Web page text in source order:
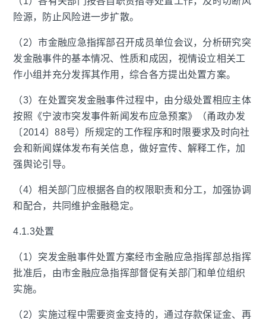
险源，防止风险进一步扩散。
（2）市金融应急指挥部召开成员单位会议，分析研究突
发金融事件的基本情况、性质和成因，视情设立相关工
作小组并充分发挥其作用，综合各方提出处置方案。
（3）在处置突发金融事件过程中，由分级处置相应主体
按照《宁波市突发事件新闻发布应急预案》（甬政办发
〔2014〕88号）所规定的工作程序和时限要求及时向社
会和新闻媒体发布有关信息，做好宣传、解释工作，加
强舆论引导。
（4）相关部门应根据各自的权限职责和分工，加强协调
和配合，共同维护金融稳定。
4.1.3处置
（1）突发金融事件处置方案经市金融应急指挥部总指挥
批准后，由市金融应急指挥部督促有关部门和单位组织
实施。
（2）实施过程中需要资金支持的，通过存款保证金、再